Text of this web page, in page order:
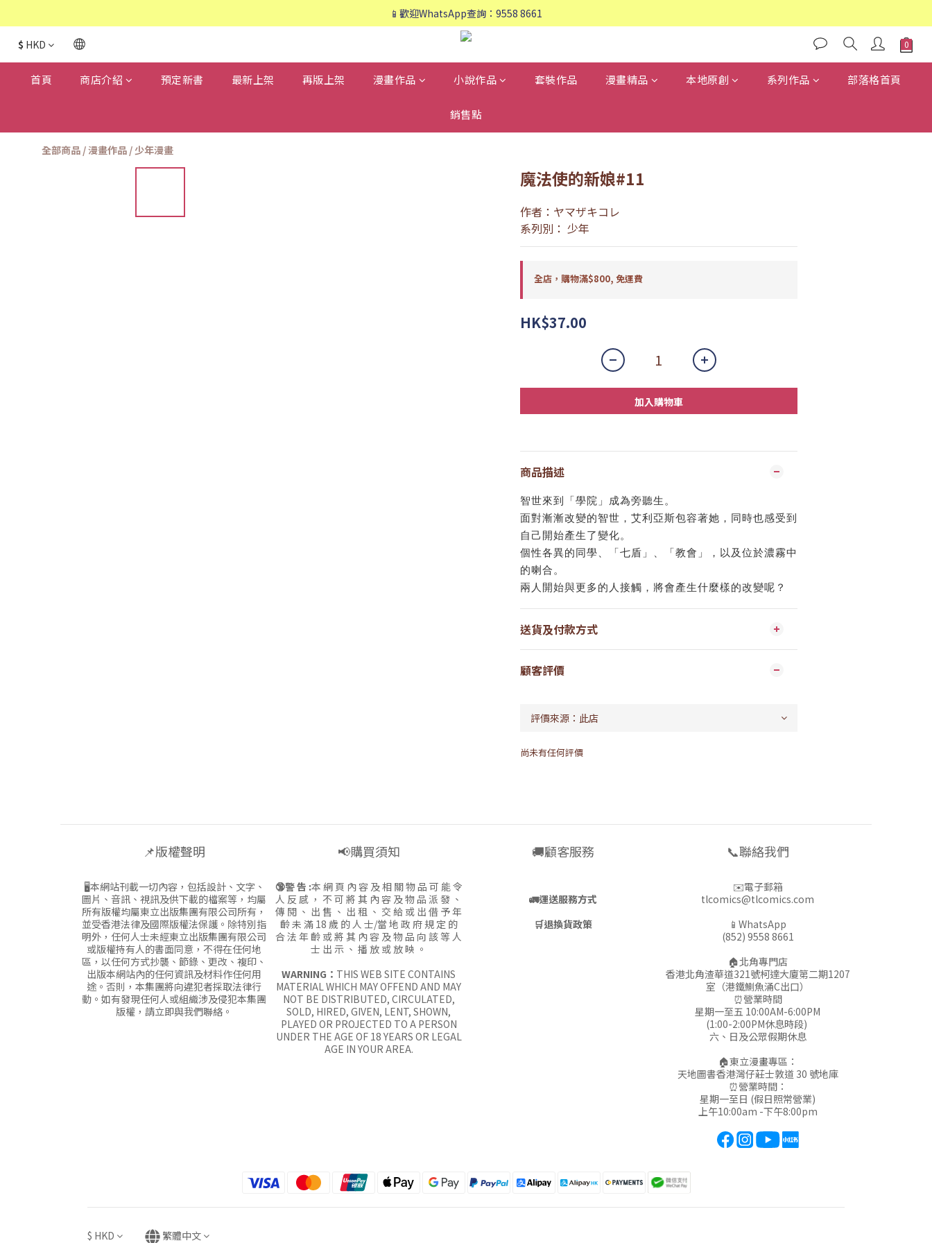
📱歡迎WhatsApp查詢：9558 8661
📱歡迎WhatsApp查詢：9558 8661
❤️會員專享：🛍購物滿💰HK$800，🚚免運費❤️
📱歡迎WhatsApp查詢：9558 8661
$ HKD
首頁 商店介紹 預定新書 最新上架 再版上架 漫畫作品 小說作品 套裝作品 漫畫精品 本地原創 系列作品 部落格首頁
銷售點
全部商品 /漫畫作品 / 少年漫畫
魔法使的新娘#11
作者：ヤマザキコレ
系列別： 少年
全店，購物滿$800, 免運費
HK$37.00
加入購物車
商品描述
智世來到「學院」成為旁聽生。
面對漸漸改變的智世，艾利亞斯包容著她，同時也感受到
自己開始產生了變化。
個性各異的同學、「七盾」、「教會」，以及位於濃霧中
的喇合。
兩人開始與更多的人接觸，將會產生什麼樣的改變呢？
送貨及付款方式
顧客評價
尚未有任何評價
📌版權聲明
🖥本網站刊載一切內容，包括設計、文字、
圖片、音訊、視訊及供下載的檔案等，均屬
所有版權均屬東立出版集團有限公司所有，
並受香港法律及國際版權法保護。除特別指
明外，任何人士未經東立出版集團有限公司
或版權持有人的書面同意，不得在任何地
區，以任何方式抄襲、節錄、更改、複印、
出版本網站內的任何資訊及材料作任何用
途。否則，本集團將向違犯者採取法律行
動。如有發現任何人或組織涉及侵犯本集團
版權，請立即與我們聯絡。
📢購買須知
🔞警 告 :本 網 頁 內 容 及 相 關 物 品 可 能 令
人 反 感 ， 不 可 將 其 內 容 及 物 品 派 發 、
傳 閱 、 出 售 、 出 租 、 交 給 或 出 借 予 年
齡 未 滿 18 歲 的 人 士/當 地 政 府 規 定 的
合 法 年 齡 或 將 其 內 容 及 物 品 向 該 等 人
士 出 示 、 播 放 或 放 映 。
WARNING： THIS WEB SITE CONTAINS
MATERIAL WHICH MAY OFFEND AND MAY
NOT BE DISTRIBUTED, CIRCULATED,
SOLD, HIRED, GIVEN, LENT, SHOWN,
PLAYED OR PROJECTED TO A PERSON
UNDER THE AGE OF 18 YEARS OR LEGAL
AGE IN YOUR AREA.
🚚顧客服務
🚛運送服務方式
🛒退換貨政策
📞聯絡我們
✉️電子郵箱
tlcomics@tlcomics.com
📱WhatsApp
(852) 9558 8661
🏠北角專門店
香港北角渣華道321號柯達大廈第二期1207
室（港鐵鰂魚涌C出口）
⏰營業時間
星期一至五 10:00AM-6:00PM
(1:00-2:00PM休息時段)
六、日及公眾假期休息
🏠東立漫畫專區：
天地圖書香港灣仔莊士敦道 30 號地庫
⏰營業時間：
星期一至日 (假日照常營業)
上午10:00am -下午8:00pm
$ HKD 繁體中文